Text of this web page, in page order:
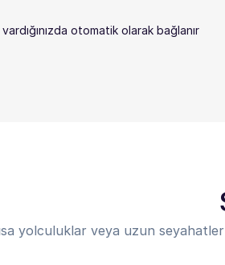
otomatik olarak bağlanır
yolculuklar veya uzun